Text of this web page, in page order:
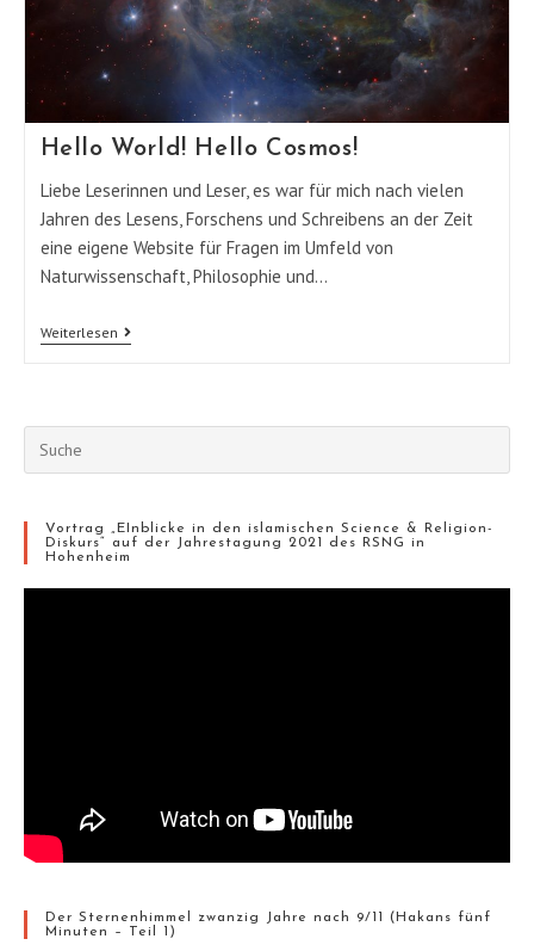
Hello World! Hello Cosmos!
Liebe Leserinnen und Leser, es war für mich nach vielen
Jahren des Lesens, Forschens und Schreibens an der Zeit
eine eigene Website für Fragen im Umfeld von
Naturwissenschaft, Philosophie und…
Weiterlesen
Hello
Suche
nach:
Vortrag „EInblicke in den islamischen Science & Religion-
Diskurs“ auf der Jahrestagung 2021 des RSNG in
Hohenheim
Der Sternenhimmel zwanzig Jahre nach 9/11 (Hakans fünf
Minuten – Teil 1)